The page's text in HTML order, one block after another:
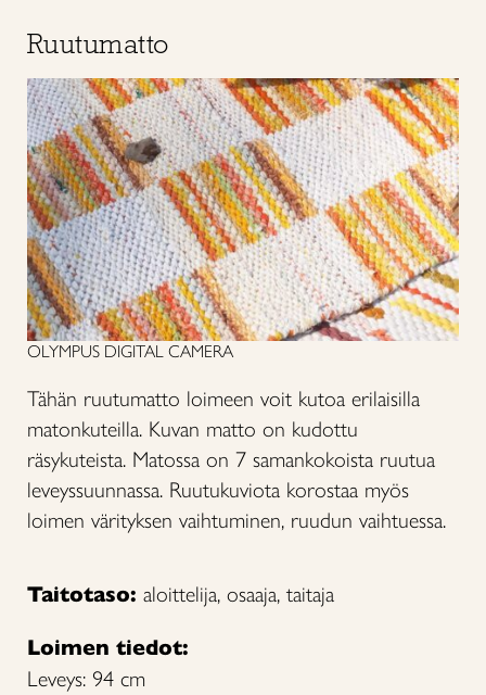
Ruutumatto
OLYMPUS DIGITAL CAMERA
Tähän ruutumatto loimeen voit kutoa erilaisilla
matonkuteilla. Kuvan matto on kudottu
räsykuteista. Matossa on 7 samankokoista ruutua
leveyssuunnassa. Ruutukuviota korostaa myös
loimen värityksen vaihtuminen, ruudun vaihtuessa.
Taitotaso: aloittelija, osaaja, taitaja
Loimen tiedot:
Leveys: 94 cm